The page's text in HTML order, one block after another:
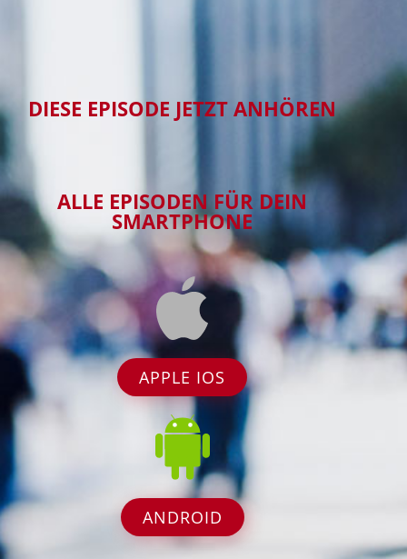
DIESE EPISODE JETZT ANHÖREN
ALLE EPISODEN FÜR DEIN
SMARTPHONE
APPLE IOS
ANDROID